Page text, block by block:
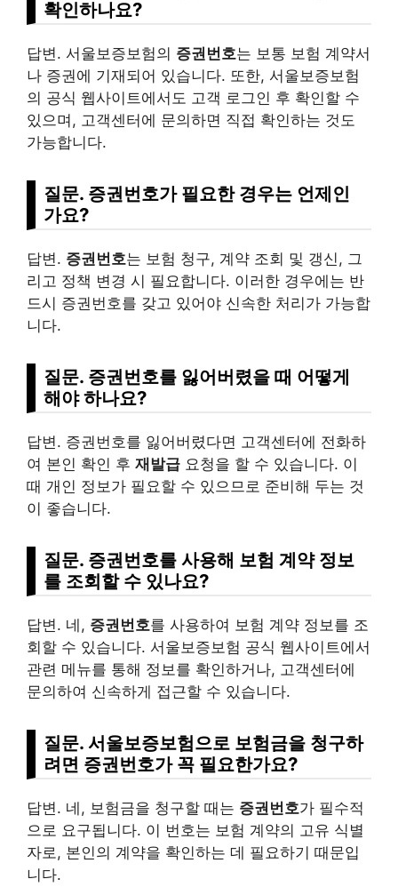
확인하나요?
답변. 서울보증보험의 증권번호는 보통 보험 계약서
나 증권에 기재되어 있습니다. 또한, 서울보증보험
의 공식 웹사이트에서도 고객 로그인 후 확인할 수
있으며, 고객센터에 문의하면 직접 확인하는 것도
가능합니다.
질문. 증권번호가 필요한 경우는 언제인
가요?
답변. 증권번호는 보험 청구, 계약 조회 및 갱신, 그
리고 정책 변경 시 필요합니다. 이러한 경우에는 반
드시 증권번호를 갖고 있어야 신속한 처리가 가능합
니다.
질문. 증권번호를 잃어버렸을 때 어떻게
해야 하나요?
답변. 증권번호를 잃어버렸다면 고객센터에 전화하
여 본인 확인 후 재발급 요청을 할 수 있습니다. 이
때 개인 정보가 필요할 수 있으므로 준비해 두는 것
이 좋습니다.
질문. 증권번호를 사용해 보험 계약 정보
를 조회할 수 있나요?
답변. 네, 증권번호를 사용하여 보험 계약 정보를 조
회할 수 있습니다. 서울보증보험 공식 웹사이트에서
관련 메뉴를 통해 정보를 확인하거나, 고객센터에
문의하여 신속하게 접근할 수 있습니다.
질문. 서울보증보험으로 보험금을 청구하
려면 증권번호가 꼭 필요한가요?
답변. 네, 보험금을 청구할 때는 증권번호가 필수적
으로 요구됩니다. 이 번호는 보험 계약의 고유 식별
자로, 본인의 계약을 확인하는 데 필요하기 때문입
니다.